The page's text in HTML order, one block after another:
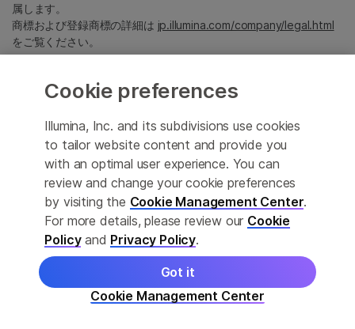
このページは機械翻訳を利用しております。なるべく正確な翻訳を
提供するために合理的な努力をしていますが、完全に正確な翻訳と
は限りませんので、あらかじめご了承ください。公式なコンテンツ
は英語版となります。
属します。
商標および登録商標の詳細は jp.illumina.com/company/legal.html
をご覧ください。
Cookie Management Center
プライバシーポリシ
© 2026 Illumina, Inc. All rights reserved.
Cookie preferences
Illumina, Inc. and its subdivisions use cookies
to tailor website content and provide you
with an optimal user experience. You can
review and change your cookie preferences
by visiting the Cookie Management Center.
For more details, please review our Cookie
Policyand Privacy Policy.
Cookie Management Center
Got it